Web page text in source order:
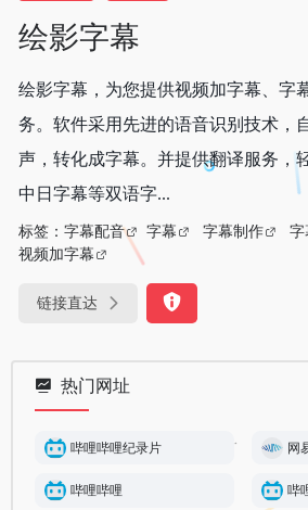
绘影字幕
绘影字幕，为您提供视频加字幕、字
务。软件采用先进的语音识别技术，
声，转化成字幕。并提供翻译服务，
中日字幕等双语字...
标签： 字幕配音 字幕 字幕制作 字
视频加字幕
链接直达
热门网址
哔哩哔哩纪录片 网
哔哩哔哩 哔